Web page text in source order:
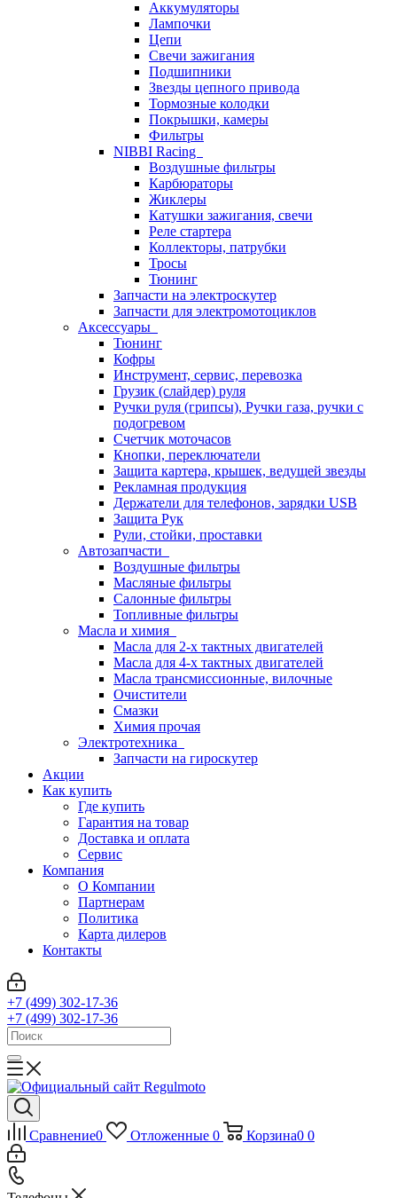
Аккумуляторы
Лампочки
Цепи
Свечи зажигания
Подшипники
Звезды цепного привода
Тормозные колодки
Покрышки, камеры
Фильтры
NIBBI Racing
Воздушные фильтры
Карбюраторы
Жиклеры
Катушки зажигания, свечи
Реле стартера
Коллекторы, патрубки
Тросы
Тюнинг
Запчасти на электроскутер
Запчасти для электромотоциклов
Аксессуары
Тюнинг
Кофры
Инструмент, сервис, перевозка
Грузик (слайдер) руля
Ручки руля (грипсы), Ручки газа, ручки с
подогревом
Счетчик моточасов
Кнопки, переключатели
Защита картера, крышек, ведущей звезды
Рекламная продукция
Держатели для телефонов, зарядки USB
Защита Рук
Рули, стойки, проставки
Автозапчасти
Воздушные фильтры
Масляные фильтры
Салонные фильтры
Топливные фильтры
Масла и химия
Масла для 2-х тактных двигателей
Масла для 4-х тактных двигателей
Масла трансмиссионные, вилочные
Очистители
Смазки
Химия прочая
Электротехника
Запчасти на гироскутер
Акции
Как купить
Где купить
Гарантия на товар
Доставка и оплата
Сервис
Компания
О Компании
Партнерам
Политика
Карта дилеров
Контакты
+7 (499) 302-17-36
+7 (499) 302-17-36
Сравнение0 Отложенные 0 Корзина0 0